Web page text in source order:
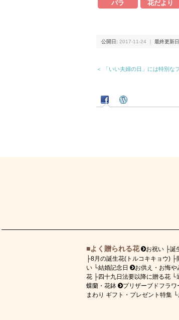
バラ 花だより
公開日: 2017-11-24 最終更新
＜ 「いい夫婦の日」には特別な
よく贈られる花 お祝い
誕
8月の誕生花(トルコキキョウ)
い
結婚記念日 お供え・お悔や
花
四十九日法要以降に贈る花
蝶蘭・花鉢
プリザーブドフラワ
まわり ギフト・プレゼント特集